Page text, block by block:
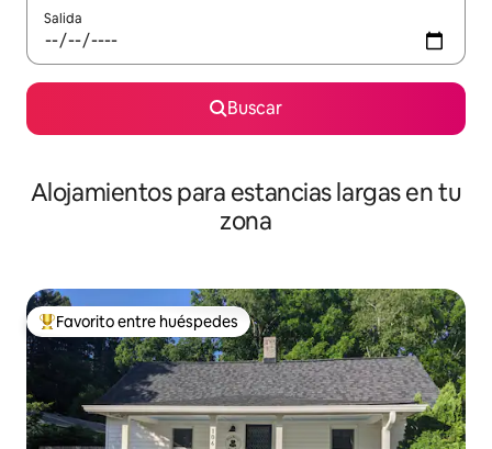
Salida
Buscar
Alojamientos para estancias largas en tu
zona
De los mejores en Favorito entre huéspedes
Favorito entre huéspedes